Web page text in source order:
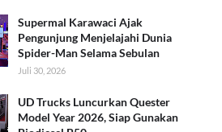
Supermal Karawaci Ajak
Pengunjung Menjelajahi Dunia
Spider-Man Selama Sebulan
Juli 30, 2026
UD Trucks Luncurkan Quester
Model Year 2026, Siap Gunakan